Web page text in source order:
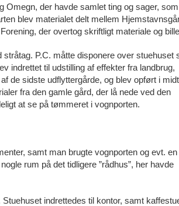
der havde samlet ting og sager,
blev materialet delt mellem
der overtog skriftligt materiale og
P.C. måtte disponere over stuehuset
indrettet til udstilling af effekter fra landbrug,
de sidste udflyttergårde, og blev opført i
fra den gamle gård, der lå nede ved den
at se på tømmeret i vognporten.
samt man brugte vognporten og evt.
rum på det tidligere ”rådhus”, her havde
indrettedes til kontor, samt